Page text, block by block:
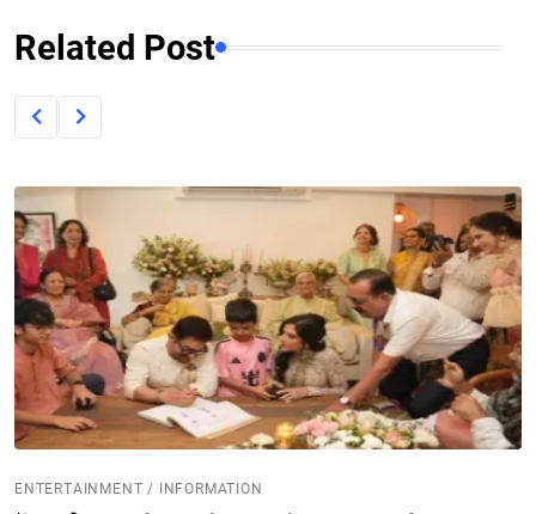
Related Post
ENTERTAINMENT / INFORMATION